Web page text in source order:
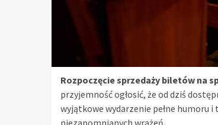
Rozpoczęcie sprzedaży biletów na
przyjemność ogłosić, że od dziś
wyjątkowe wydarzenie pełne humoru